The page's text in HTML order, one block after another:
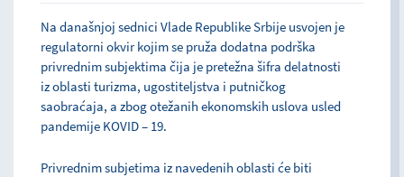
Na današnjoj sednici Vlade Republike Srbije usvojen je
regulatorni okvir kojim se pruža dodatna podrška
privrednim subjektima čija je pretežna šifra delatnosti
iz oblasti turizma, ugostiteljstva i putničkog
saobraćaja, a zbog otežanih ekonomskih uslova usled
pandemije KOVID – 19.
Privrednim subjetima iz navedenih oblasti će biti